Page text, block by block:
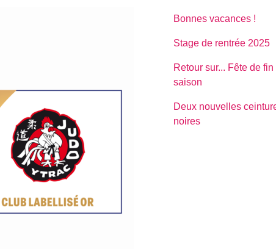
Bonnes vacances !
Stage de rentrée 2025
Retour sur... Fête de fin
saison
Deux nouvelles
noires